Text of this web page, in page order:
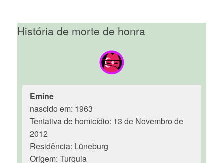
História de morte de honra
Emine
nascido em: 1963
Tentativa de homicídio: 13 de Novembro de
2012
Residência: Lüneburg
Origem: Turquia